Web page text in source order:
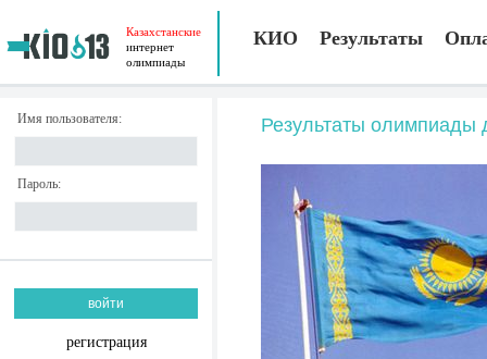
Казахстанские
интернет
олимпиады
КИО Результаты
Имя пользователя:
Пароль:
регистрация
Результаты олимпиады